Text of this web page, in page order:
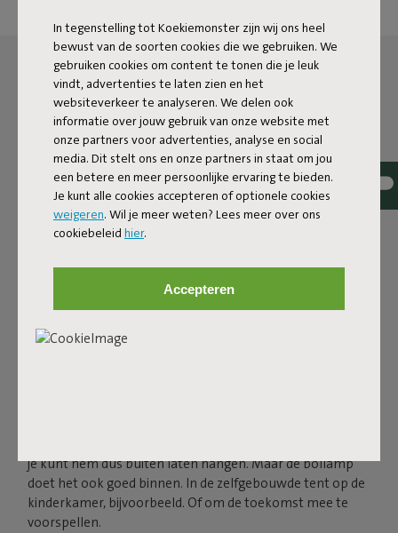
In tegenstelling tot Koekiemonster zijn wij ons heel
bewust van de soorten cookies die we gebruiken. We
gebruiken cookies om content te tonen die je leuk
vindt, advertenties te laten zien en het
websiteverkeer te analyseren. We delen ook
informatie over jouw gebruik van onze website met
onze partners voor advertenties, analyse en social
media. Dit stelt ons en onze partners in staat om jou
een betere en meer persoonlijke ervaring te bieden.
Je kunt alle cookies accepteren of optionele cookies
weigeren. Wil je meer weten? Lees meer over ons
cookiebeleid hier.
Accepteren
DE LED-BOLLAMP VOOR
BINNEN EN BUITEN
je kunt hem dus buiten laten hangen. Maar de bollamp
doet het ook goed binnen. In de zelfgebouwde tent op de
kinderkamer, bijvoorbeeld. Of om de toekomst mee te
voorspellen.